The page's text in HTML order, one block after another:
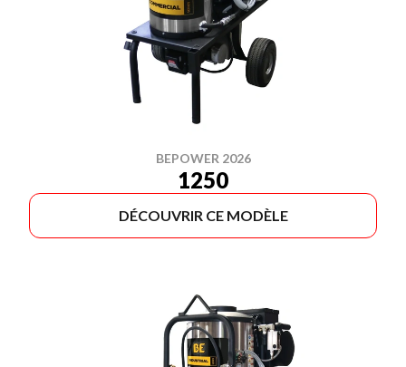
BEPOWER 2026
1250
DÉCOUVRIR CE MODÈLE